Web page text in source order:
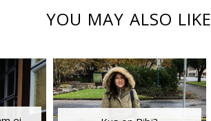
YOU MAY ALSO LIKE